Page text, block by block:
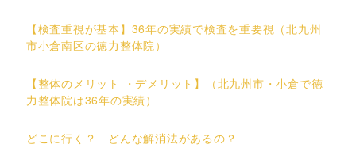
【検査重視が基本】36年の実績で検査を重要視（北九州
市小倉南区の徳力整体院）
【整体のメリット ・デメリット】（北九州市・小倉で徳
力整体院は36年の実績）
どこに行く？ どんな解消法があるの？